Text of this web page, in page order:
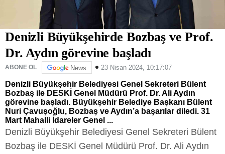
Denizli Büyükşehirde Bozbaş ve Prof.
Dr. Aydın görevine başladı
ABONE OL News 23 Nisan 2024, 10:17:07
Denizli Büyükşehir Belediyesi Genel Sekreteri Bülent
Bozbaş ile DESKİ Genel Müdürü Prof. Dr. Ali Aydın
görevine başladı. Büyükşehir Belediye Başkanı Bülent
Nuri Çavuşoğlu, Bozbaş ve Aydın’a başarılar diledi. 31
Mart Mahalli İdareler Genel ...
Denizli Büyükşehir Belediyesi Genel Sekreteri Bülent
Bozbaş ile DESKİ Genel Müdürü Prof. Dr. Ali Aydın